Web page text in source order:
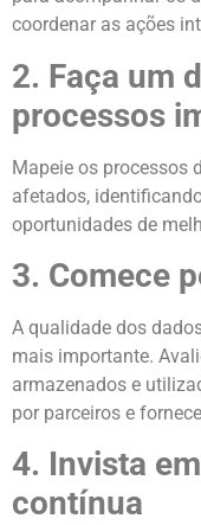
coordenar as ações
2. Faça um
processos
Mapeie os processos
afetados,
oportunidades de
3. Comece
A qualidade dos
mais importante.
armazenados e
por parceiros e
4. Invista
contínua